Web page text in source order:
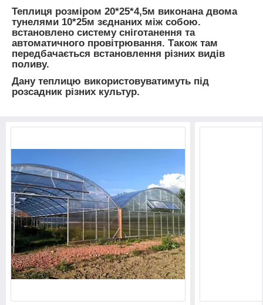
Теплиця розміром 20*25*4,5м виконана двома
тунелями 10*25м зєднаних між собою.
встановлено систему сніготанення та
автоматичного провітрювання. Також там
передбачається встановлення різних видів
поливу.
Дану теплицю використовуватимуть під
розсадник різних культур.